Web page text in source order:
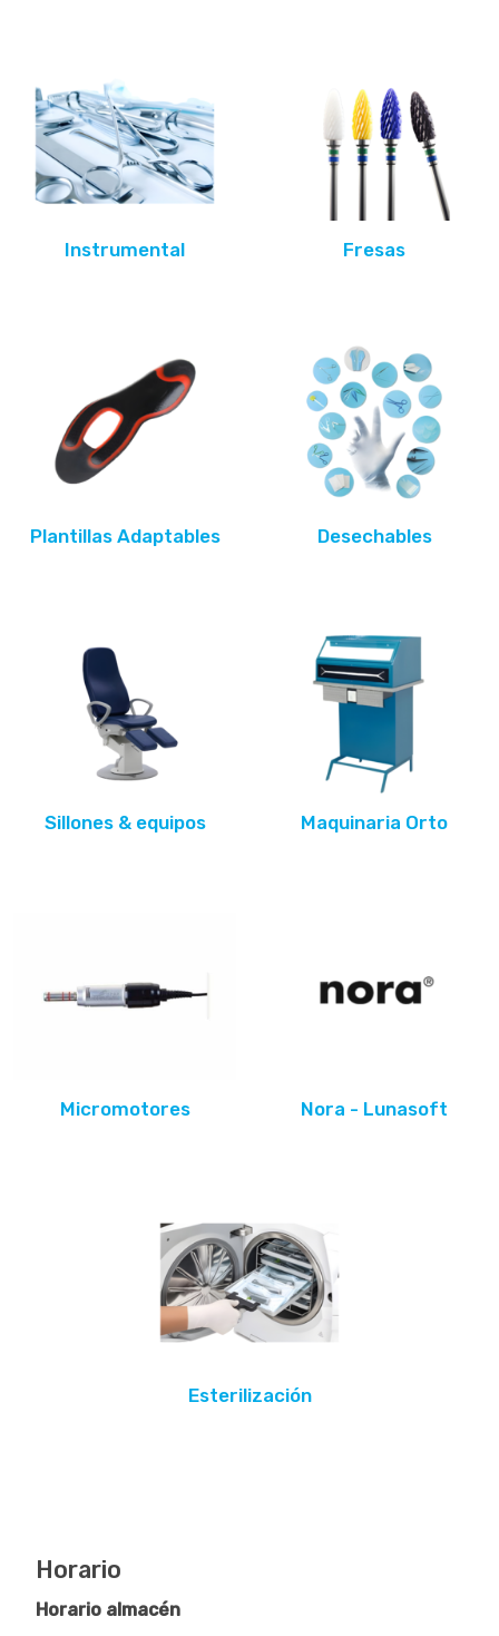
Instrumental Fresas
Plantillas Adaptables Desechables
Sillones & equipos Maquinaria Orto
Micromotores Nora - Lunasoft
Esterilización
Horario
Horario almacén